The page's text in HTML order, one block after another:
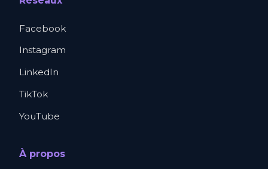
Facebook
Instagram
LinkedIn
TikTok
YouTube
À propos